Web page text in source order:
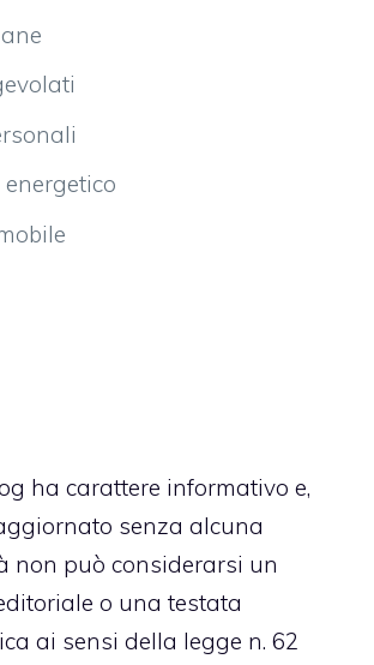
ha carattere informativo e,
senza alcuna
non può considerarsi un
o una testata
ai sensi della legge n. 62